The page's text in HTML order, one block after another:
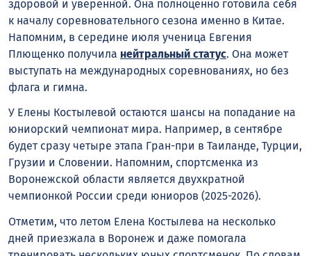
здоровой и уверенной. Она полноценно готовила себя
к началу соревновательного сезона именно в Китае.
Напомним, в середине июля ученица Евгения
Плющенко получила нейтральный статус. Она может
выступать на международных соревнованиях, но без
флага и гимна.
У Елены Костылевой остаются шансы на попадание на
юниорский чемпионат мира. Например, в сентябре
будет сразу четыре этапа Гран-при в Таиланде, Турции,
Грузии и Словении. Напомним, спортсменка из
Воронежской области является двухкратной
чемпионкой России среди юниоров (2025-2026).
Отметим, что летом Елена Костылева на несколько
дней приезжала в Воронеж и даже помогала